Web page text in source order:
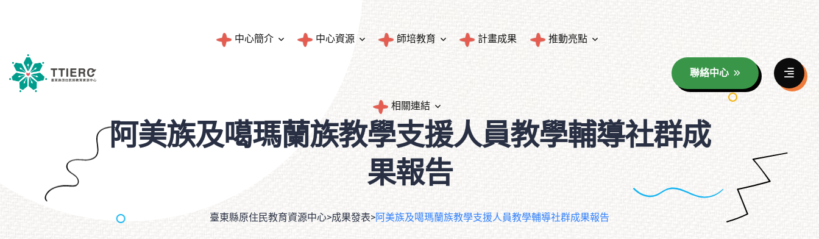
中心簡介
設計理念
中心資源
文物典藏
臺東縣原住民族人口統計
師培教育
師資培育與統計
民族教育輔導團成果
計畫成果 推動亮點
童玩海報分享
年度教育成果展照片花絮
相關連結
隱私權政策
聯絡中心
阿美族及噶瑪蘭族教學支援人員教學輔導社群成
果報告
臺東縣原住民教育資源中心>成果發表>阿美族及噶瑪蘭族教學支援人員教學輔導社群成果報告